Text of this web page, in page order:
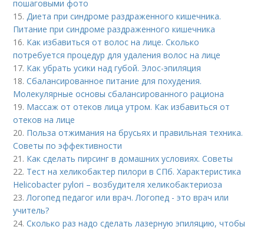
пошаговыми фото
15.Диета при синдроме раздраженного кишечника.
Питание при синдроме раздраженного кишечника
16. Как избавиться от волос на лице. Сколько
потребуется процедур для удаления волос на лице
17. Как убрать усики над губой. Элос-эпиляция
18.Сбалансированное питание для похудения.
Молекулярные основы сбалансированного рациона
19. Массаж от отеков лица утром. Как избавиться от
отеков на лице
20. Польза отжимания на брусьях и правильная техника.
Советы по эффективности
21. Как сделать пирсинг в домашних условиях. Советы
22. Тест на хеликобактер пилори в СПб. Характеристика
Helicobacter pylori – возбудителя хеликобактериоза
23.Логопед педагог или врач. Логопед - это врач или
учитель?
24.Сколько раз надо сделать лазерную эпиляцию, чтобы